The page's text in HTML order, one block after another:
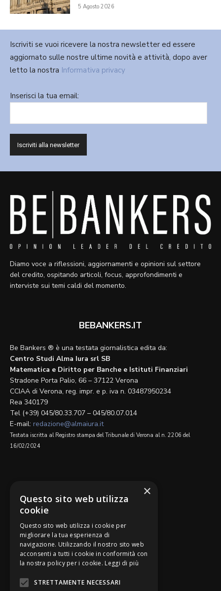
5 Agosto 2026
Iscriviti se vuoi ricevere la nostra newsletter ed essere
aggiornato sulle nostre ultime novità e attività, dopo aver
letto la nostra Informativa privacy
Inserisci la tua email:
Diamo voce a riflessioni, aggiornamenti e opinioni sul settore
del credito, ospitando articoli, focus, approfondimenti e
interviste sui temi caldi del momento.
BEBANKERS.IT
Be Bankers ® è una testata giornalistica edita da:
Centro Studi Alma Iura srl SB
Matematica e Diritto per Banche e Istituti Finanziari
Stradone Porta Palio, 66 – 37122 Verona
CCIAA di Verona, reg. impr. e p. iva n. 03487950234
Rea 340179
Tel (+39) 045/80.33.707 – 045/80.07.014
E-mail: redazione@almaiura.it
Testata iscritta al Registro stampa del Tribunale di Verona al n. 2206 del
16/02/2024
Be Bankers è ideato da
×
Questo sito web utilizza
cookie
Questo sito web utilizza i cookie per
migliorare la tua esperienza di
navigazione. Utilizzando il nostro sito web
acconsenti a tutti i cookie in conformità con
la nostra policy per i cookie. Leggi di più
STRETTAMENTE NECESSARI